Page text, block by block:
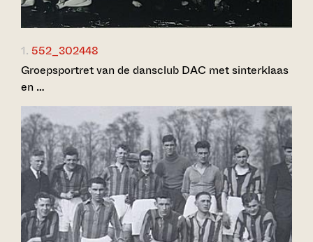
1. 552_302448
Groepsportret van de dansclub DAC met sinterklaas
en …